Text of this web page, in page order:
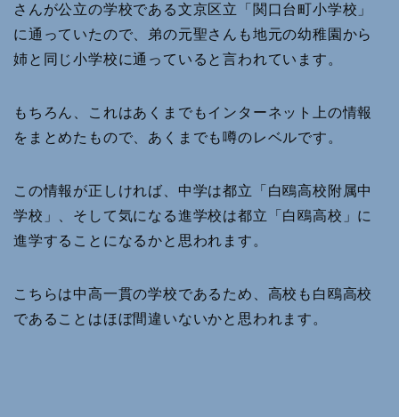
さんが公立の学校である文京区立「関口台町小学校」
に通っていたので、弟の元聖さんも地元の幼稚園から
姉と同じ小学校に通っていると言われています。
もちろん、これはあくまでもインターネット上の情報
をまとめたもので、あくまでも噂のレベルです。
この情報が正しければ、中学は都立「白鴎高校附属中
学校」、そして気になる進学校は都立「白鴎高校」に
進学することになるかと思われます。
こちらは中高一貫の学校であるため、高校も白鴎高校
であることはほぼ間違いないかと思われます。